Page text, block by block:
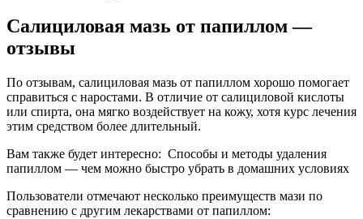
Салициловая мазь от папиллом —
отзывы
По отзывам, салициловая мазь от папиллом хорошо помогает
справиться с наростами. В отличие от салициловой кислоты
или спирта, она мягко воздействует на кожу, хотя курс лечения
этим средством более длительный.
Вам также будет интересно: Способы и методы удаления
папиллом — чем можно быстро убрать в домашних условиях
Пользователи отмечают несколько преимуществ мази по
сравнению с другим лекарствами от папиллом: